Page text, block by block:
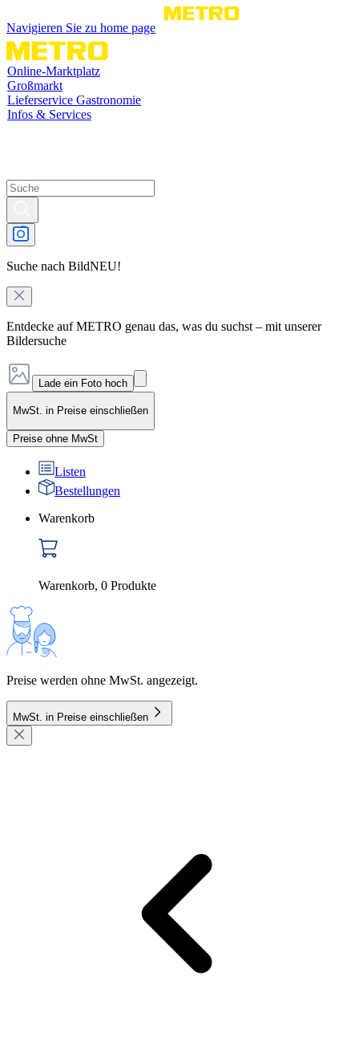
Navigieren Sie zu home page
Online-Marktplatz
Großmarkt
Lieferservice Gastronomie
Infos & Services
Suche nach BildNEU!
Entdecke auf METRO genau das, was du suchst – mit unserer
Bildersuche
Lade ein Foto hoch
MwSt. in Preise einschließen
Preise ohne MwSt
Listen
Bestellungen
Warenkorb
Warenkorb, 0 Produkte
Preise werden ohne MwSt. angezeigt.
MwSt. in Preise einschließen